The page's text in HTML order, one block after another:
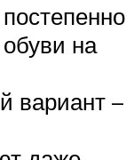
на
вариант –